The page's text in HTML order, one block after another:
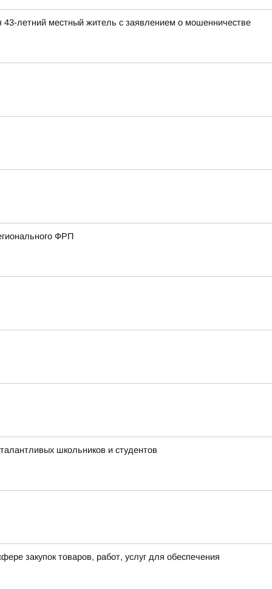
летний местный житель с заявлением о мошенничестве
ФРП
школьников и студентов
закупок товаров, работ, услуг для обеспечения